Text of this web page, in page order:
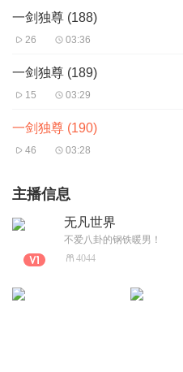
一剑独尊 (188)
26 03:36
一剑独尊 (189)
15 03:29
一剑独尊 (190)
46 03:28
主播信息
无凡世界
不爱八卦的钢铁暖男！
4044